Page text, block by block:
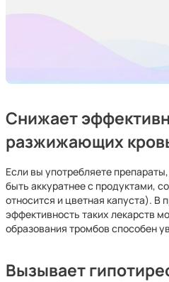
Снижает
разжижающих
Если вы употребляете
быть аккуратнее с продуктами,
относится и цветная капуста). В
эффективность таких лекарств
образования тромбов способен
Вызывает